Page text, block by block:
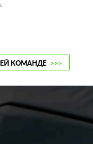
КОМАНДЕ >>>